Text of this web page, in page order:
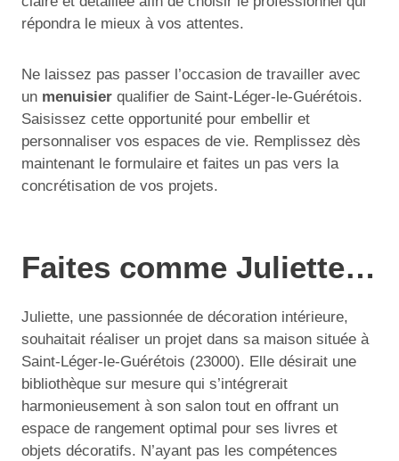
répondra le mieux à vos attentes.
Ne laissez pas passer l’occasion de travailler avec
un menuisier qualifier de Saint-Léger-le-Guérétois.
Saisissez cette opportunité pour embellir et
personnaliser vos espaces de vie. Remplissez dès
maintenant le formulaire et faites un pas vers la
concrétisation de vos projets.
Faites comme Juliette…
Juliette, une passionnée de décoration intérieure,
souhaitait réaliser un projet dans sa maison située à
Saint-Léger-le-Guérétois (23000). Elle désirait une
bibliothèque sur mesure qui s’intégrerait
harmonieusement à son salon tout en offrant un
espace de rangement optimal pour ses livres et
objets décoratifs. N’ayant pas les compétences